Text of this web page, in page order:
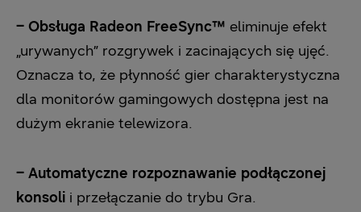
– Obsługa Radeon FreeSync™ eliminuje efekt
„urywanych” rozgrywek i zacinających się ujęć.
Oznacza to, że płynność gier charakterystyczna
dla monitorów gamingowych dostępna jest na
dużym ekranie telewizora.
– Automatyczne rozpoznawanie podłączonej
konsoli i przełączanie do trybu Gra.